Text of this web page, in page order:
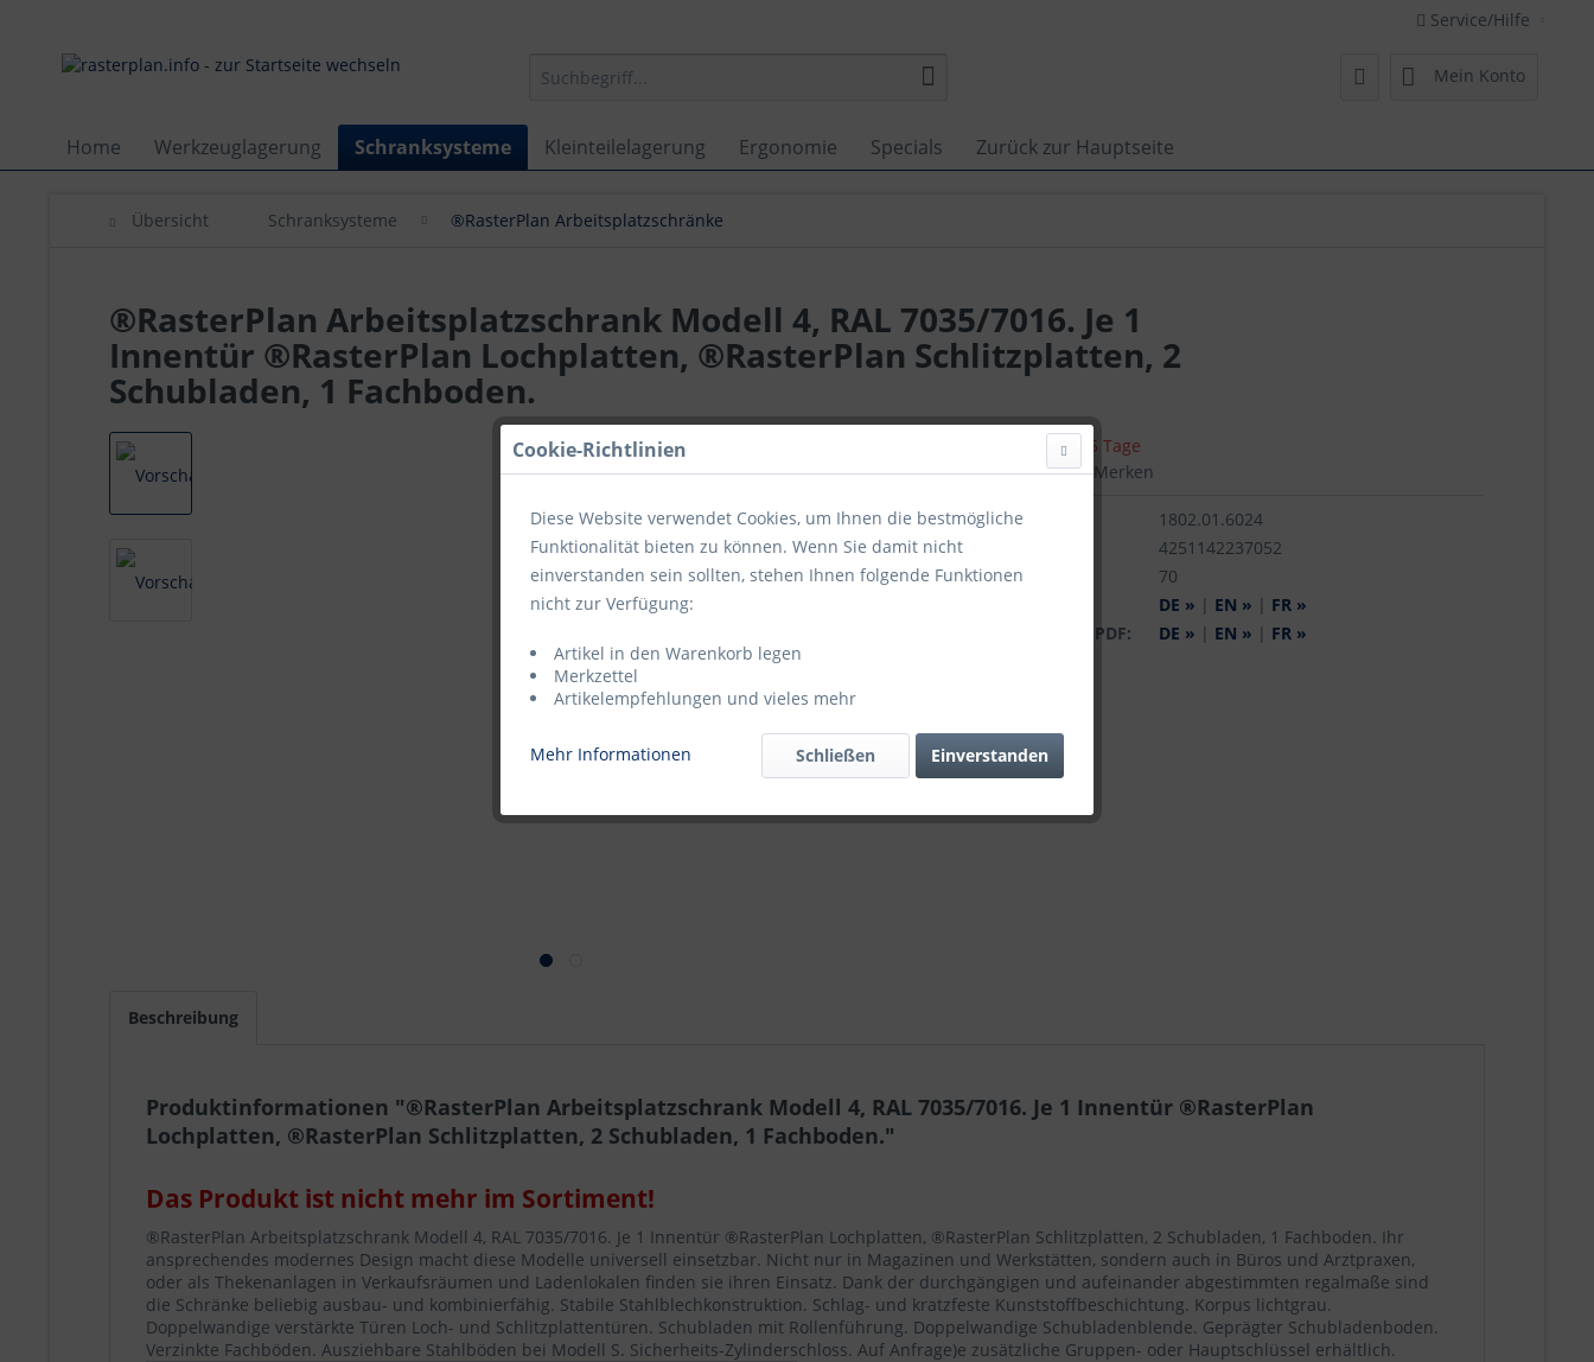
Service/Hilfe
Mein Konto
Home Werkzeuglagerung Schranksysteme Kleinteilelagerung Ergonomie Specials Zurück zur Hauptseite
Übersicht Schranksysteme ®RasterPlan Arbeitsplatzschränke
®RasterPlan Arbeitsplatzschrank Modell 4, RAL 7035/7016. Je 1
Innentür ®RasterPlan Lochplatten, ®RasterPlan Schlitzplatten, 2
Schubladen, 1 Fachboden.
Lieferzeit ca. 5 Tage
Vergleichen
Merken
Artikel-Nr.:
1802.01.6024
GTIN-/EAN-Nr.:
4251142237052
Katalogseite:
70
DE » | EN » | FR »
Katalogseite als PDF:
DE » | EN » | FR »
Beschreibung
Produktinformationen "®RasterPlan Arbeitsplatzschrank Modell 4, RAL 7035/7016. Je 1 Innentür ®RasterPlan
Lochplatten, ®RasterPlan Schlitzplatten, 2 Schubladen, 1 Fachboden."
Das Produkt ist nicht mehr im Sortiment!
®RasterPlan Arbeitsplatzschrank Modell 4, RAL 7035/7016. Je 1 Innentür ®RasterPlan Lochplatten, ®RasterPlan Schlitzplatten, 2 Schubladen, 1 Fachboden. Ihr
ansprechendes modernes Design macht diese Modelle universell einsetzbar. Nicht nur in Magazinen und Werkstätten, sondern auch in Büros und Arztpraxen,
oder als Thekenanlagen in Verkaufsräumen und Ladenlokalen finden sie ihren Einsatz. Dank der durchgängigen und aufeinander abgestimmten regalmaße sind
die Schränke beliebig ausbau- und kombinierfähig. Stabile Stahlblechkonstruktion. Schlag- und kratzfeste Kunststoffbeschichtung. Korpus lichtgrau.
Doppelwandige verstärkte Türen Loch- und Schlitzplattentüren. Schubladen mit Rollenführung. Doppelwandige Schubladenblende. Geprägter Schubladenboden.
Verzinkte Fachböden. Ausziehbare Stahlböden bei Modell S. Sicherheits-Zylinderschloss. Auf Anfrage)e zusätzliche Gruppen- oder Hauptschlüssel erhältlich.
Cookie-Richtlinien
Diese Website verwendet Cookies, um Ihnen die bestmögliche
Funktionalität bieten zu können. Wenn Sie damit nicht
einverstanden sein sollten, stehen Ihnen folgende Funktionen
nicht zur Verfügung:
Artikel in den Warenkorb legen
Merkzettel
Artikelempfehlungen und vieles mehr
Mehr Informationen Einverstanden
Schließen